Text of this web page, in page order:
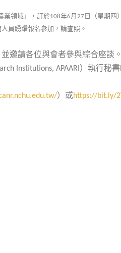
業領域」，訂於108年6月27 日（星期四
人員踴躍報名參加，請查照。
邀請各位與會者參與綜合座談。
Institutions, APAARI ）執行秘書
）或https://bit.ly/